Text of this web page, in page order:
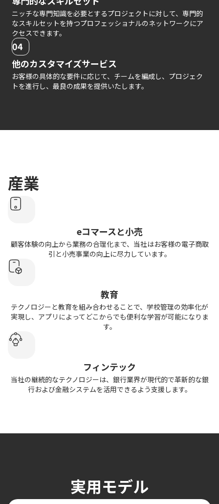
ニッチな専門知識を必要とするプロジェクトに対して、専門的
なスキルセットを持つプロフェッショナルのネットワークにア
クセスできます。
04
他のカスタマイズサービス
お客様の具体的な要件に応じて、チームを編成し、プロジェク
トを進行し、最良の成果を提供いたします。
産業
eコマースと小売
顧客体験の向上から業務の合理化まで、当社はお客様の電子商取
引と小売事業の向上に尽力しています。
教育
テクノロジーと教育を組み合わせることで、学校管理の効率化が
実現し、アプリによってどこからでも便利な学習が可能になりま
す。
フィンテック
当社の継続的なテクノロジーは、銀行業界が現代的で革新的な銀
行および金融システムを活用できるよう支援します。
実用モデル